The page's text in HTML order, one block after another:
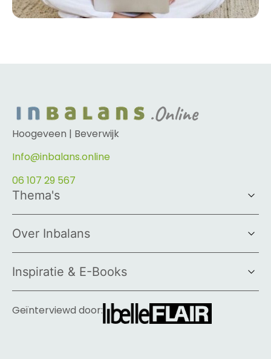
Hoogeveen | Beverwijk
Info@inbalans.online
06 107 29 567
Thema's
Over Inbalans
Inspiratie & E-Books
Geïnterviewd door: